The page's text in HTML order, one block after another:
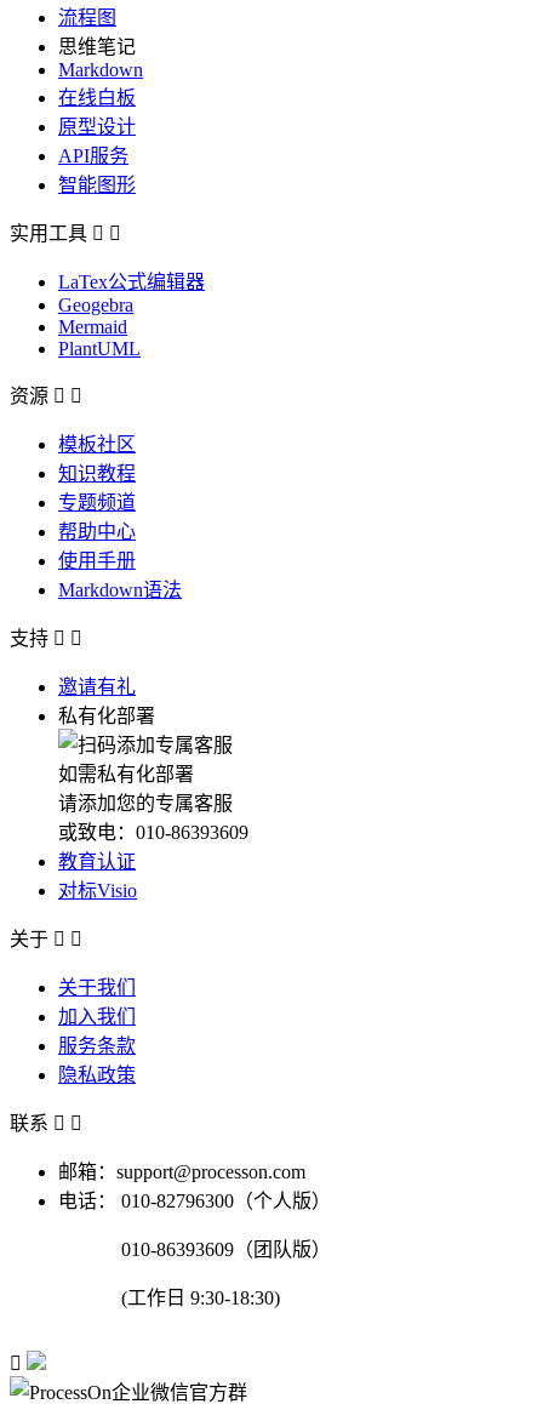
流程图
思维笔记
Markdown
在线白板
原型设计
API服务
智能图形
实用工具  
LaTex公式编辑器
Geogebra
Mermaid
PlantUML
资源  
模板社区
知识教程
专题频道
帮助中心
使用手册
Markdown语法
支持  
邀请有礼
私有化部署
如需私有化部署
请添加您的专属客服
或致电：010-86393609
教育认证
对标Visio
关于  
关于我们
加入我们
服务条款
隐私政策
联系  
邮箱：support@processon.com
电话：
010-82796300（个人版）
010-86393609（团队版）
(工作日 9:30-18:30)
